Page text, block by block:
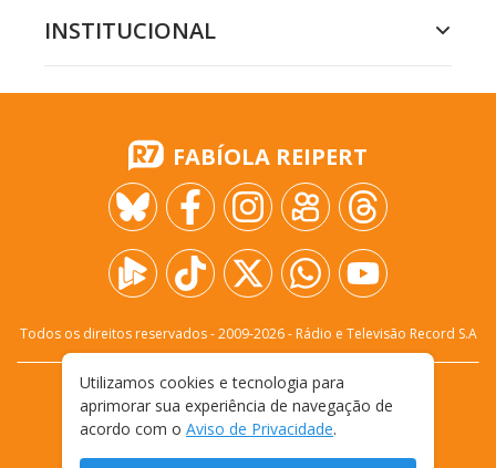
INSTITUCIONAL
FABÍOLA REIPERT
Todos os direitos reservados - 2009-2026- Rádio e Televisão Record S.A
FALE CONOSCO
PRIVACIDADE
TERMOS E CONDIÇÕES DE USO
Utilizamos cookies e tecnologia para
aprimorar sua experiência de navegação de
acordo com o Aviso de Privacidade.